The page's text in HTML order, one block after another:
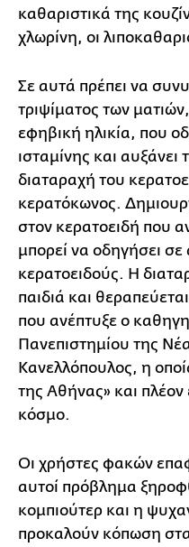
καθαριστικά της
χλωρίνη, οι
Σε αυτά πρέπει να
τριψίματος των
εφηβική ηλικία, που
ισταμίνης και αυξάνει
διαταραχή του
κερατόκωνος.
στον κερατοειδή που
μπορεί να οδηγήσει
κερατοειδούς. Η
παιδιά και
που ανέπτυξε ο
Πανεπιστημίου της
Κανελλόπουλος, η
της Αθήνας» και
κόσμο.
Οι χρήστες φακών
αυτοί πρόβλημα
κομπιούτερ και η
προκαλούν κόπωση στα